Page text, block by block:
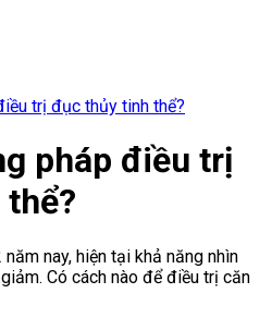
trị đục thủy tinh thể?
pháp điều trị
nay, hiện tại khả năng nhìn
Có cách nào để điều trị căn